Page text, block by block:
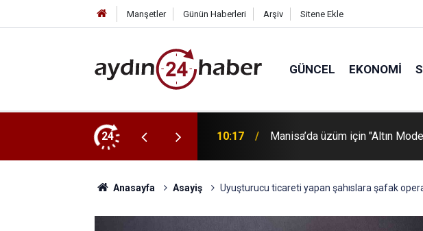
Manşetler Günün Haberleri Arşiv Sitene Ekle
GÜNCEL EKONOMI
24 10:17 Manisa’da üzüm için "Altın
Anasayfa Asayiş Uyuşturucu ticareti yapan şahıslara şafak